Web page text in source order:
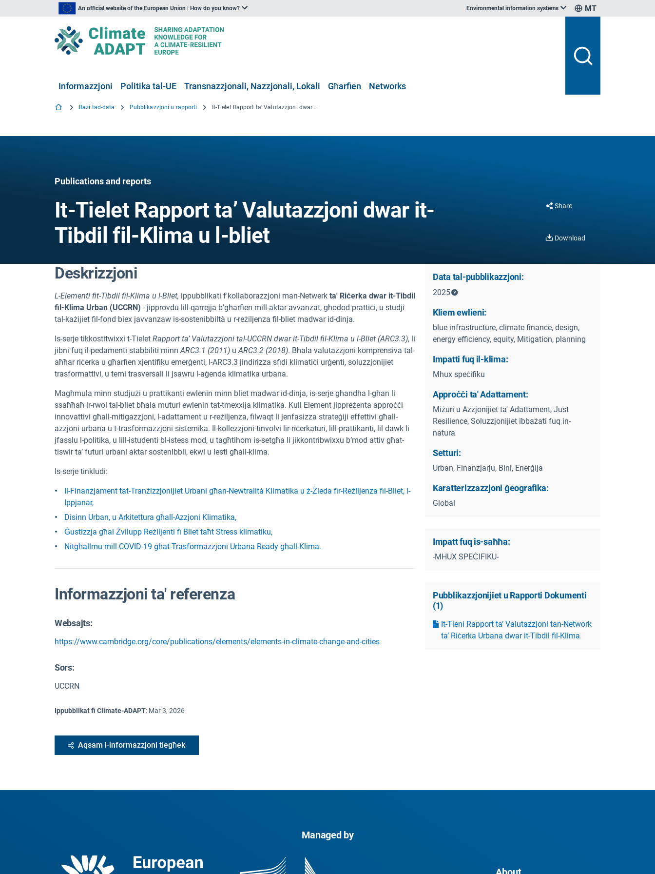
An official website of the European Union | How do you know? Environmental information systems MT
Informazzjoni Politika tal-UE Transnazzjonali, Nazzjonali, Lokali Għarfien Networks
Bażi tad-data Pubblikazzjoni u rapporti It-Tielet Rapport ta’ Valutazzjoni dwar it-Tibdil fil-Klima u l-bliet
Publications and reports
It-Tielet Rapport ta’ Valutazzjoni dwar it-
Tibdil fil-Klima u l-bliet
Share
Download
Deskrizzjoni
L-Elementi fit-Tibdil fil-Klima u l-Bliet, ippubblikati f'kollaborazzjoni man-Netwerk ta' Riċerka dwar it-Tibdil
fil-Klima Urban (UCCRN) - jipprovdu lill-qarrejja b'għarfien mill-aktar avvanzat, għodod prattiċi, u studji
tal-każijiet fil-fond biex javvanzaw is-sostenibbiltà u r-reżiljenza fil-bliet madwar id-dinja.
Is-serje tikkostitwixxi t-Tielet Rapport ta’ Valutazzjoni tal-UCCRN dwar it-Tibdil fil-Klima u l-Bliet (ARC3.3), li
jibni fuq il-pedamenti stabbiliti minnARC3.1 (2011) uARC3.2 (2018). Bħala valutazzjoni komprensiva tal-
aħħar riċerka u għarfien xjentifiku emerġenti, l-ARC3.3 jindirizza sfidi klimatiċi urġenti, soluzzjonijiet
trasformattivi, u temi trasversali li jsawru l-aġenda klimatika urbana.
Magħmula minn studjużi u prattikanti ewlenin minn bliet madwar id-dinja, is-serje għandha l-għan li
ssaħħaħ ir-rwol tal-bliet bħala muturi ewlenin tat-tmexxija klimatika. Kull Element jippreżenta approċċi
innovattivi għall-mitigazzjoni, l-adattament u r-reżiljenza, filwaqt li jenfasizza strateġiji effettivi għall-
azzjoni urbana u t-trasformazzjoni sistemika. Il-kollezzjoni tinvolvi lir-riċerkaturi, lill-prattikanti, lil dawk li
jfasslu l-politika, u lill-istudenti bl-istess mod, u tagħtihom is-setgħa li jikkontribwixxu b’mod attiv għat-
tiswir ta’ futuri urbani aktar sostenibbli, ekwi u lesti għall-klima.
Is-serje tinkludi:
Il-Finanzjament tat-Tranżizzjonijiet Urbani għan-Newtralità Klimatika u ż-Żieda fir-Reżiljenza fil-Bliet, l-
Ippjanar,
Disinn Urban, u Arkitettura għall-Azzjoni Klimatika,
Ġustizzja għal Żvilupp Reżiljenti fi Bliet taħt Stress klimatiku,
Nitgħallmu mill-COVID-19 għat-Trasformazzjoni Urbana Ready għall-Klima.
Informazzjoni ta' referenza
Websajts:
https://www.cambridge.org/core/publications/elements/elements-in-climate-change-and-cities
Sors:
UCCRN
Ippubblikat fi Climate-ADAPT: Mar 3, 2026
Aqsam l-informazzjoni tiegħek
Data tal-pubblikazzjoni:
2025
Kliem ewlieni:
blue infrastructure, climate finance, design,
energy efficiency, equity, Mitigation, planning
Impatti fuq il-klima:
Mhux speċifiku
Approċċi ta' Adattament:
Miżuri u Azzjonijiet ta' Adattament, Just
Resilience, Soluzzjonijiet ibbażati fuq in-
natura
Setturi:
Urban, Finanzjarju, Bini, Enerġija
Karatterizzazzjoni ġeografika:
Global
Impatt fuq is-saħħa:
-MHUX SPEĊIFIKU-
Pubblikazzjonijiet u Rapporti Dokumenti
(1)
It-Tieni Rapport ta’ Valutazzjoni tan-Network
ta’ Riċerka Urbana dwar it-Tibdil fil-Klima
Managed by